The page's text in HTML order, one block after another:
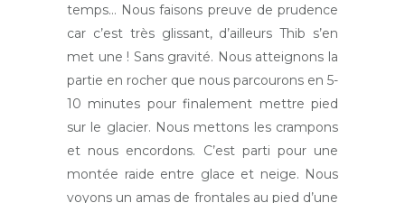
temps… Nous faisons preuve de prudence
car c’est très glissant, d’ailleurs Thib s’en
met une ! Sans gravité. Nous atteignons la
partie en rocher que nous parcourons en 5-
10 minutes pour finalement mettre pied
sur le glacier. Nous mettons les crampons
et nous encordons. C’est parti pour une
montée raide entre glace et neige. Nous
voyons un amas de frontales au pied d’une